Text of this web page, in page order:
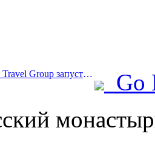
Prev:Компания China Travel Group запустила бренд 'China Travel Good Times' для расширения своего присутствия на рынке туризма для пожилых людей.
Go